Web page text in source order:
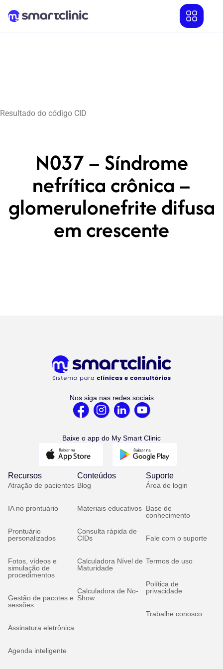
Resultado do código CID
N037 – Síndrome
nefrítica crônica –
glomerulonefrite difusa
em crescente
Nos siga nas redes sociais
Baixe o app do My Smart Clinic
Recursos
Atração de pacientes
IA no prontuário
Prontuário
personalizados
Fotos, vídeos e
simulação de
procedimentos
Gestão de pacotes e
sessões
Assinatura eletrônica
Agenda inteligente
Conteúdos
Blog
Materiais educativos
Consulta rápida de
CIDs
Calculadora Nível de
Maturidade
Calculadora de No-
Show
Suporte
Área de login
Base de
conhecimento
Fale com o suporte
Termos de uso
Política de
privacidade
Trabalhe conosco